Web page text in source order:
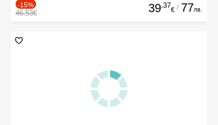
-15%
46.53€ 39.37
€ / 77лв.